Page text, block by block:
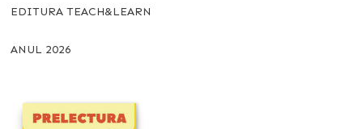
EDITURA TEACH&LEARN
ANUL 2026